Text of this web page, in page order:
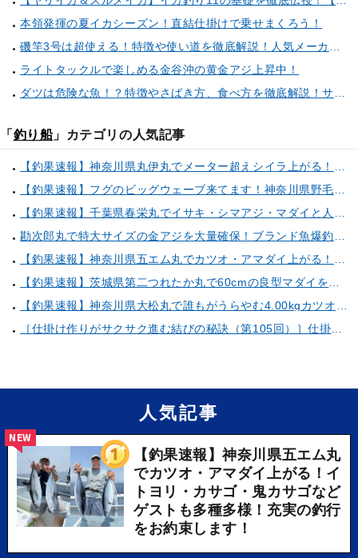
本領発揮の夏イカシーズン！直結仕掛けで乗せまくろう！
ライトタックルで楽しめる金谷沖の黄金アジ上昇中！
「 釣り船」カテゴリの人気記事
人気記事
【釣果速報】神奈川県五エム丸
でカツオ・アマダイ上がる！イ
トヨリ・カサゴ・鬼カサゴなど
ゲストも多種多様！充実の釣行
をお約束します！
NEW